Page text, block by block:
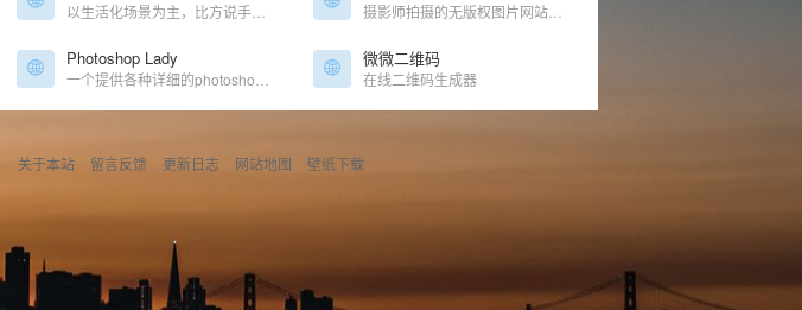
Photoshop Lady 微微二维码
在线二维码生成器
关于本站 留言反馈 更新日志 网站地图 壁纸下载